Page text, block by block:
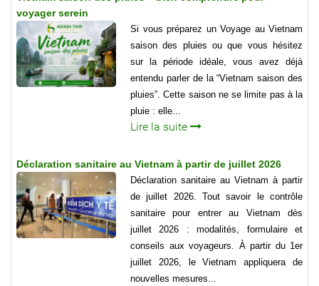
voyager serein
Si vous préparez un Voyage au Vietnam
saison des pluies ou que vous hésitez
sur la période idéale, vous avez déjà
entendu parler de la “Vietnam saison des
pluies”. Cette saison ne se limite pas à la
pluie : elle...
Lire la suite
Déclaration sanitaire au Vietnam à partir de juillet 2026
Déclaration sanitaire au Vietnam à partir
de juillet 2026. Tout savoir le contrôle
sanitaire pour entrer au Vietnam dès
juillet 2026 : modalités, formulaire et
conseils aux voyageurs. À partir du 1er
juillet 2026, le Vietnam appliquera de
nouvelles mesures...